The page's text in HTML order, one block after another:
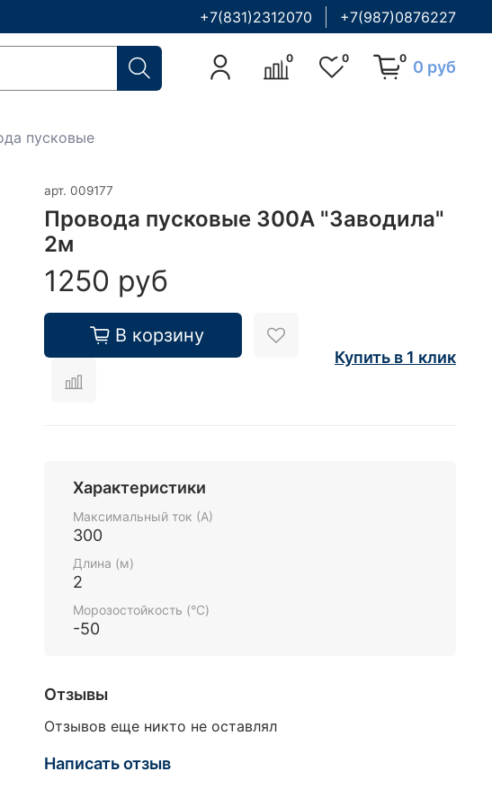
+7(831)2312070 +7(987)0876227
0 0 0 0 руб
пусковые
арт. 009177
Провода пусковые 300А "Заводила"
2м
1250 руб
В корзину
Купить в 1 клик
Характеристики
Максимальный ток (А)
300
Длина (м)
2
Морозостойкость (°C)
-50
Отзывы
Отзывов еще никто не оставлял
Написать отзыв